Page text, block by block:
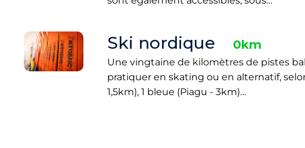
Ski nordique 0km
Une vingtaine de kilomètres de pistes
pratiquer en skating ou en alternatif,
1,5km), 1 bleue (Piagu - 3km)…